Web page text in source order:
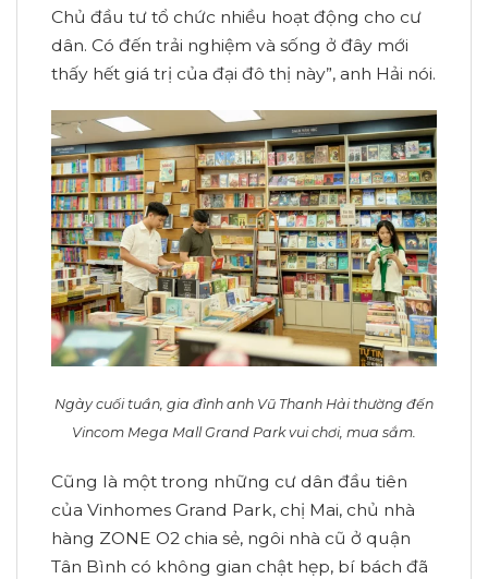
Chủ đầu tư tổ chức nhiều hoạt động cho cư
dân. Có đến trải nghiệm và sống ở đây mới
thấy hết giá trị của đại đô thị này”, anh Hải nói.
Ngày cuối tuần, gia đình anh Vũ Thanh Hải thường đến
Vincom Mega Mall Grand Park vui chơi, mua sắm.
Cũng là một trong những cư dân đầu tiên
của Vinhomes Grand Park, chị Mai, chủ nhà
hàng ZONE O2 chia sẻ, ngôi nhà cũ ở quận
Tân Bình có không gian chật hẹp, bí bách đã